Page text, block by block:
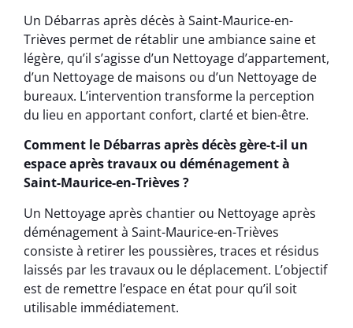
Un Débarras après décès à Saint-Maurice-en-
Trièves permet de rétablir une ambiance saine et
légère, qu’il s’agisse d’un Nettoyage d’appartement,
d’un Nettoyage de maisons ou d’un Nettoyage de
bureaux. L’intervention transforme la perception
du lieu en apportant confort, clarté et bien-être.
Comment le Débarras après décès gère-t-il un
espace après travaux ou déménagement à
Saint-Maurice-en-Trièves ?
Un Nettoyage après chantier ou Nettoyage après
déménagement à Saint-Maurice-en-Trièves
consiste à retirer les poussières, traces et résidus
laissés par les travaux ou le déplacement. L’objectif
est de remettre l’espace en état pour qu’il soit
utilisable immédiatement.